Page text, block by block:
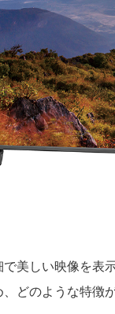
美しい映像を表
どのような特徴